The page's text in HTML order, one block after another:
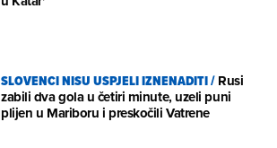
SLOVENCI NISU USPJELI IZNENADITI/Rusi
zabili dva gola u četiri minute, uzeli puni
plijen u Mariboru i preskočili Vatrene